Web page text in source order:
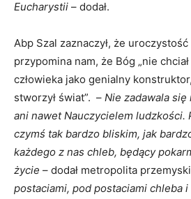
Eucharystii – dodał.
Abp Szal zaznaczył, że uroczystość
przypomina nam, że Bóg „nie
człowieka jako genialny
stworzył świat”. – Nie zadawala
ani nawet Nauczycielem ludzkości.
czymś tak bardzo bliskim, jak
każdego z nas chleb, będący
życie – dodał metropolita
postaciami, pod postaciami chleba